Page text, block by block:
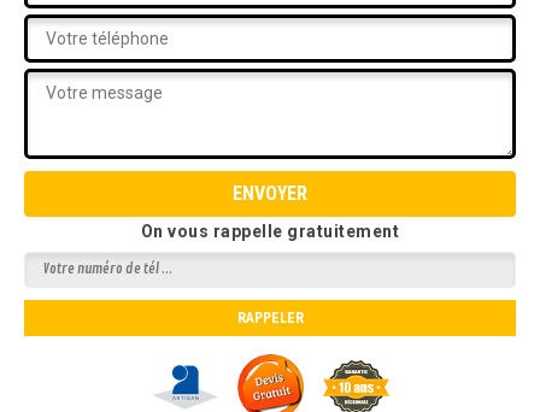
On vous rappelle gratuitement